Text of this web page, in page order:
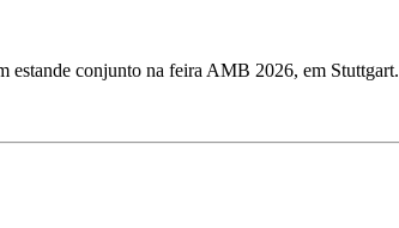
estande conjunto na feira AMB 2026, em Stuttgart.